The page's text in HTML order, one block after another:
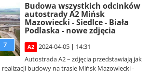
7
Budowa wszystkich odcinków
autostrady A2 Mińsk
Mazowiecki - Siedlce - Biała
Podlaska - nowe zdjęcia
A2
2024-04-05 | 14:31
Autostrada A2 – zdjęcia przedstawiają jak
budowy na trasie Mińsk Mazowiecki -